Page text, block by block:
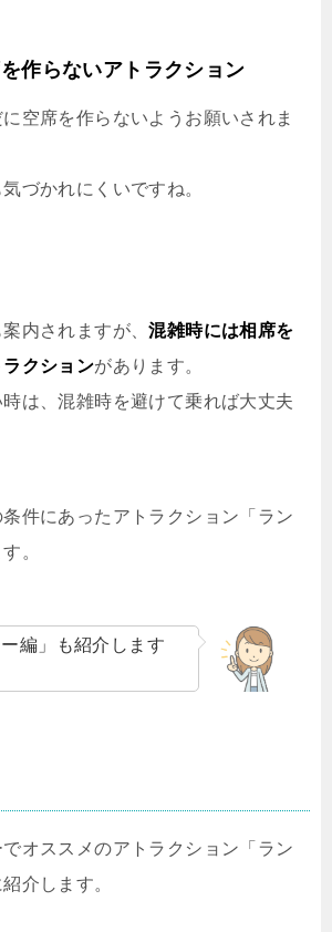
作らないアトラクション
空席を作らないようお願いされま
づかれにくいですね。
内されますが、混雑時には相席を
クションがあります。
は、混雑時を避けて乗れば大丈夫
件にあったアトラクション「ラン
。
編」も紹介します
オススメのアトラクション「ラン
介します。